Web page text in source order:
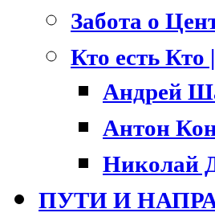
Забота о
Кто есть
Андрей
Антон
Николай
ПУТИ И